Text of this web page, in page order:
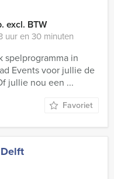
excl. BTW
uur en 30 minuten
spelprogramma in
Events voor jullie de
jullie nou een ...
Favoriet